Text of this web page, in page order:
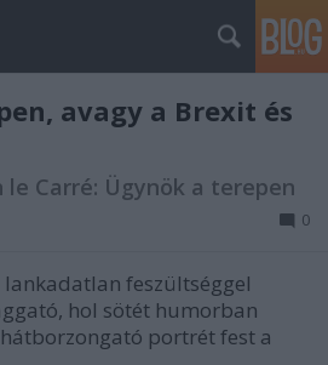
avagy a Brexit és
le Carré: Ügynök a terepen
0
lankadatlan feszültséggel
hol sötét humorban
portrét fest a